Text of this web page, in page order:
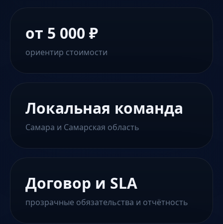
от 5 000 ₽
ориентир стоимости
Локальная команда
Самара и Самарская область
Договор и SLA
прозрачные обязательства и отчётность